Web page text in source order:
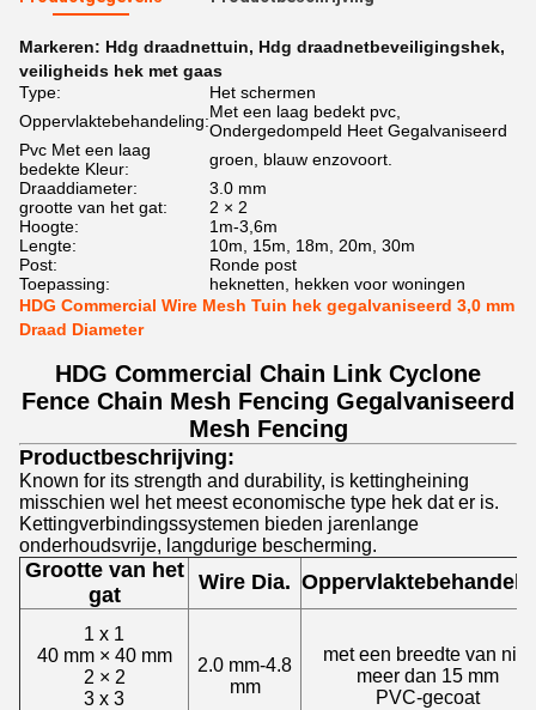
Markeren: Hdg draadnettuin, Hdg draadnetbeveiligingshek,
veiligheids hek met gaas
Type:
Het schermen
Oppervlaktebehandeling:Met een laag bedekt pvc,
Ondergedompeld Heet Gegalvaniseerd
Pvc Met een laag
bedekte Kleur:
groen, blauw enzovoort.
Draaddiameter:
3.0 mm
grootte van het gat:
2 × 2
Hoogte:
1m-3,6m
Lengte:
10m, 15m, 18m, 20m, 30m
Post:
Ronde post
Toepassing:
heknetten, hekken voor woningen
HDG Commercial Wire Mesh Tuin hek gegalvaniseerd 3,0 mm
Draad Diameter
HDG Commercial Chain Link Cyclone
Fence Chain Mesh Fencing Gegalvaniseerd
Mesh Fencing
Productbeschrijving:
Known for its strength and durability, is kettingheining
misschien wel het meest economische type hek dat er is.
Kettingverbindingssystemen bieden jarenlange
onderhoudsvrije, langdurige bescherming.
Grootte van het
gat
Wire Dia.
1 x 1
40 mm × 40 mm
2 × 2
3 x 3
2.0 mm-4.8
mm
met een breedte van niet
meer dan 15 mm
PVC-gecoat